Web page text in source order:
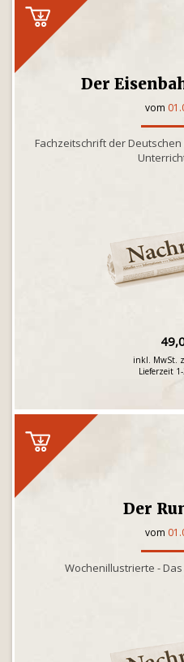
Der
vom
Fachzeitschrift der
inkl. MwSt.
Lieferzeit
Der
vom
Wochenillustrierte -